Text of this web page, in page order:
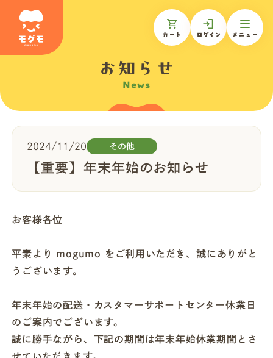
カート ログイン メニュー
ギフトを贈る
お知らせ
お客様の声
店舗一覧
お知らせ
News
2024/11/20 その他
【重要】年末年始のお知らせ
お客様各位
平素より mogumo をご利用いただき、誠にありがと
うございます。
年末年始の配送・カスタマーサポートセンター休業日
のご案内でございます。
誠に勝手ながら、下記の期間は年末年始休業期間とさ